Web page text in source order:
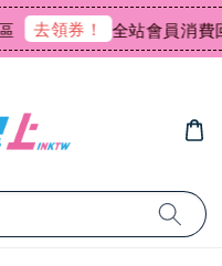
領券！ 全站會員消費回饋